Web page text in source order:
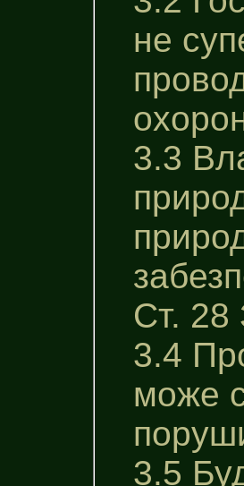
не
3.3
Ст. 28
3.4
може
3.5